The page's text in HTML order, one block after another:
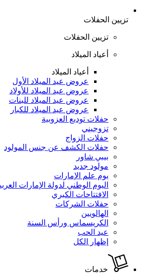
تزيين الحفلات
تزيين الحفلات
أعياد الميلاد
أعياد الميلاد
عروض عيد الميلاد الأول
عروض عيد الميلاد للأولاد
عروض عيد الميلاد للبنات
عروض عيد الميلاد للكبار
حفلات توديع العزوبية
تزوجيني
حفلات الزواج
حفلات الكشف عن جنس المولود
بيبي شاور
مولود جديد
يوم علم الإمارات
اليوم الوطني لدولة الإمارات
الافتتاحات الكبري
حفلات الشركات
الهالويين
الكريسماس ورأس السنة
عيد الحب
إظهار الكل
خدمات